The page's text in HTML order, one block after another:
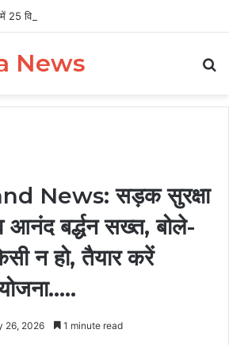
News
News: सड़क सुरक्षा
आनंद बर्द्धन सख्त, बोले-
न हो, तैयार करें
26, 2026 1 minute read